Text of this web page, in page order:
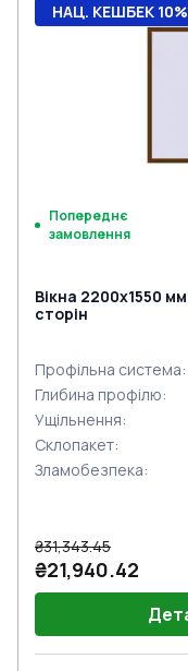
НАЦ. КЕШБЕК 10%
Попереднє
замовлення
Вікна 2200x1550
сторін
Профільна система:
Глибина профілю:
Ущільнення:
Склопакет:
Зламобезпека:
₴31,343.45
₴21,940.42